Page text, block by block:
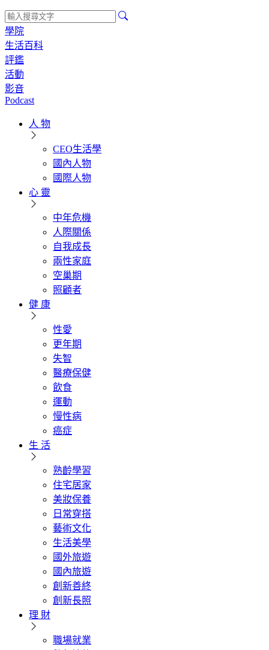
學院
生活百科
評鑑
活動
影音
Podcast
人 物
CEO生活學
國內人物
國際人物
心 靈
中年危機
人際關係
自我成長
兩性家庭
空巢期
照顧者
健 康
性愛
更年期
失智
醫療保健
飲食
運動
慢性病
癌症
生 活
熟齡學習
住宅居家
美妝保養
日常穿搭
藝術文化
生活美學
國外旅遊
國內旅遊
創新善終
創新長照
理 財
職場就業